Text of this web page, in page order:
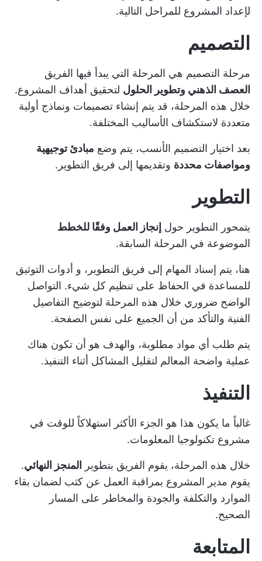
لإعداد المشروع للمراحل التالية.
التصميم
مرحلة التصميم هي المرحلة التي يبدأ فيها الفريق
العصف الذهني وتطوير الحلول لتحقيق أهداف المشروع.
خلال هذه المرحلة، قد يتم إنشاء تصميمات ونماذج أولية
متعددة لاستكشاف الأساليب المختلفة.
بعد اختيار التصميم الأنسب، يتم وضع مبادئ توجيهية
ومواصفات محددة وتقديمها إلى فريق التطوير.
التطوير
يتمحور التطوير حول إنجاز العمل وفقًا للخطط
الموضوعة في المرحلة السابقة.
هنا، يتم إسناد المهام إلى فريق التطوير، و أدوات التوثيق
للمساعدة في الحفاظ على تنظيم كل شيء. التواصل
الواضح ضروري خلال هذه المرحلة لتوضيح التفاصيل
الفنية والتأكد من أن الجميع على نفس الصفحة.
يتم طلب أي مواد مطلوبة، والهدف هو أن تكون هناك
عملية واضحة المعالم لتقليل المشاكل أثناء التنفيذ.
التنفيذ
غالباً ما يكون هذا هو الجزء الأكثر استهلاكاً للوقت في
مشروع تكنولوجيا المعلومات.
خلال هذه المرحلة، يقوم الفريق بتطوير المنجز النهائي.
يقوم مدير المشروع بمراقبة العمل عن كثب لضمان بقاء
الموارد والتكلفة والجودة والمخاطر على المسار
الصحيح.
المتابعة